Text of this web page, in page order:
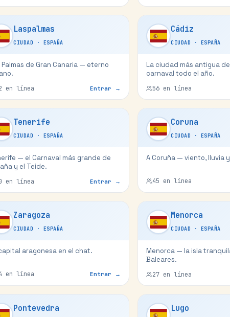
Laspalmas
CIUDAD · ESPAÑA
Palmas de Gran Canaria — eterno
en línea Entrar →
Cádiz
CIUDAD · ESPAÑA
La ciudad más antigua
carnaval todo el año.
56 en línea
Tenerife
CIUDAD · ESPAÑA
— el Carnaval más grande de
y el Teide.
en línea Entrar →
Coruna
CIUDAD · ESPAÑA
A Coruña — viento, lluvia
45 en línea
Zaragoza
CIUDAD · ESPAÑA
aragonesa en el chat.
en línea Entrar →
Menorca
CIUDAD · ESPAÑA
Menorca — la isla
Baleares.
27 en línea
Pontevedra Lugo